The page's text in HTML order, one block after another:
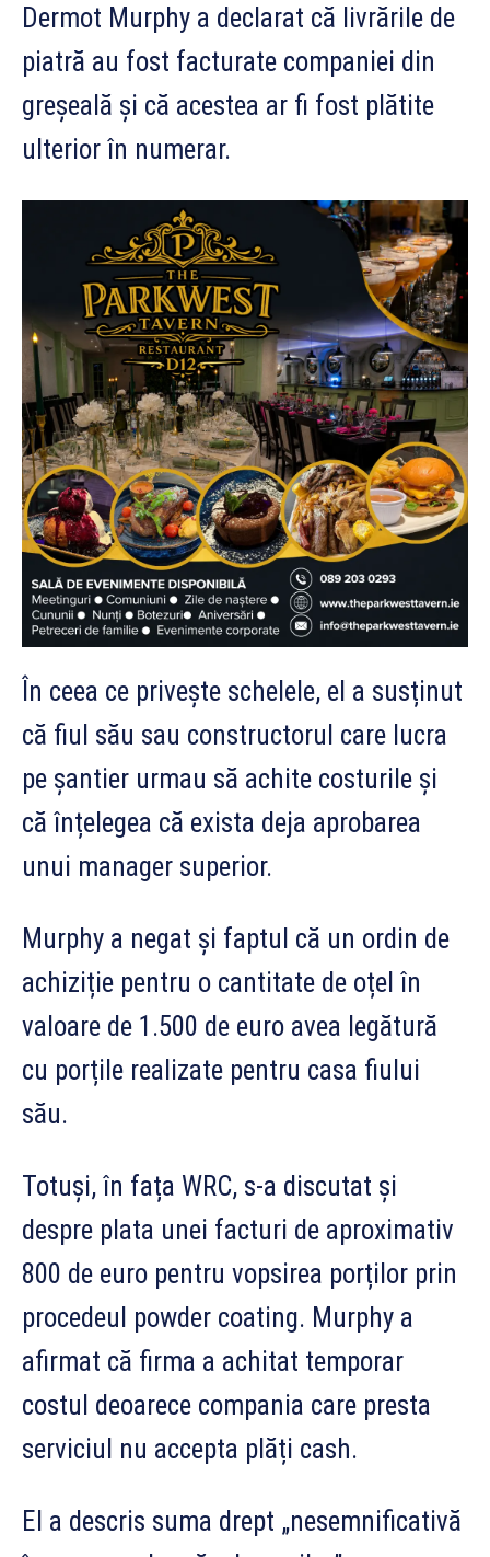
Dermot Murphy a declarat că livrările de
piatră au fost facturate companiei din
greșeală și că acestea ar fi fost plătite
ulterior în numerar.
În ceea ce privește schelele, el a susținut
că fiul său sau constructorul care lucra
pe șantier urmau să achite costurile și
că înțelegea că exista deja aprobarea
unui manager superior.
Murphy a negat și faptul că un ordin de
achiziție pentru o cantitate de oțel în
valoare de 1.500 de euro avea legătură
cu porțile realizate pentru casa fiului
său.
Totuși, în fața WRC, s-a discutat și
despre plata unei facturi de aproximativ
800 de euro pentru vopsirea porților prin
procedeul powder coating. Murphy a
afirmat că firma a achitat temporar
costul deoarece compania care presta
serviciul nu accepta plăți cash.
El a descris suma drept „nesemnificativă